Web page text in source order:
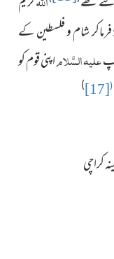
شام و فلسطین کے
علیہ السَّلاماپنی قوم کو
(
[17]
)
کراچی